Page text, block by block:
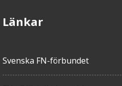
Länkar
Svenska FN-förbundet